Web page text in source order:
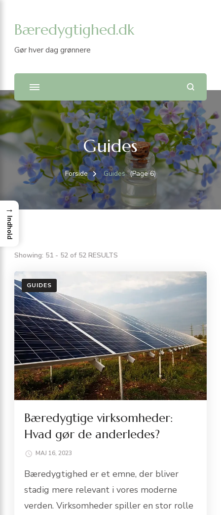
Bæredygtighed.dk
Gør hver dag grønnere
Guides
Forside Guides (Page 6)
Showing: 51 - 52 of 52 RESULTS
GUIDES
Bæredygtige virksomheder:
Hvad gør de anderledes?
MAJ 16, 2023
Bæredygtighed er et emne, der bliver
stadig mere relevant i vores moderne
verden. Virksomheder spiller en stor rolle
→
Indhold